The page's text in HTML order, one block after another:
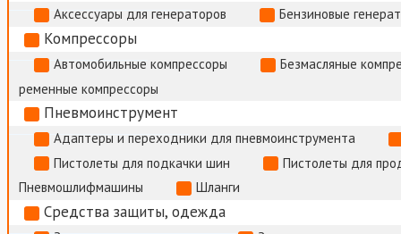
Аксессуары для генераторов Бензиновые
Компрессоры
Автомобильные компрессоры
Безмасляные
ременные компрессоры
Пневмоинструмент
Адаптеры и переходники для пневмоинструмента
Пистолеты для подкачки шин
Пистолеты для
Пневмошлифмашины
Шланги
Средства защиты, одежда